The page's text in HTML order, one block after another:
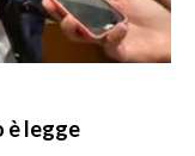
è legge